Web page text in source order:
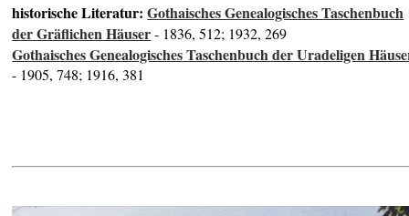
historische Literatur:Gothaisches Genealogisches Taschenbuch
der Gräflichen Häuser- 1836, 512; 1932, 269
Gothaisches Genealogisches Taschenbuch der Uradeligen
- 1905, 748; 1916, 381